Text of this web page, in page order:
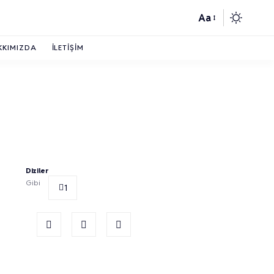
Aa
İLETIŞIM
Diziler
Gibi
1